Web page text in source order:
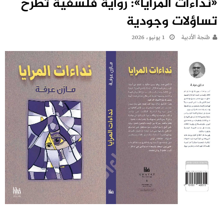
تساؤلات وجودية
طنجة الأدبية 1 يونيو، 2026